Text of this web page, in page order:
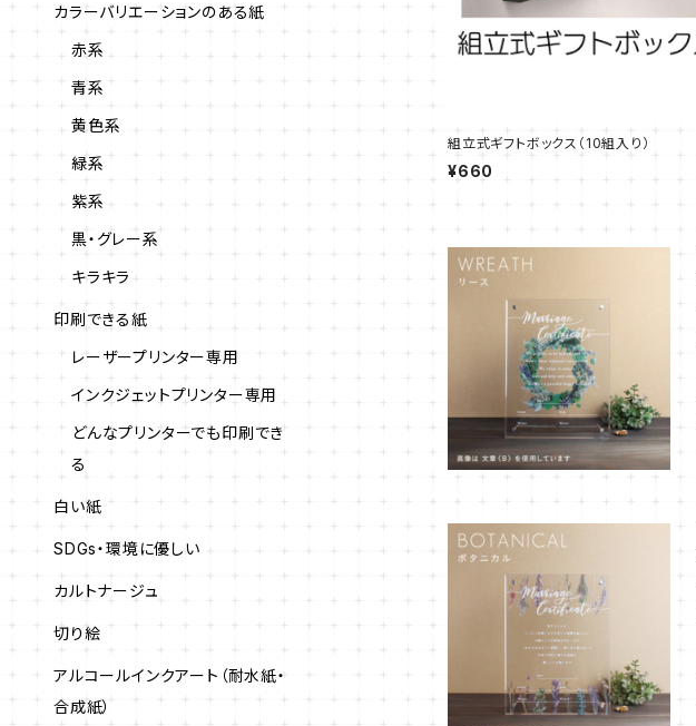
組立式ギフトボックス（10組入り）
¥660
カラーバリエーションのある紙
赤系
青系
黄色系
緑系
紫系
黒・グレー系
キラキラ
印刷できる紙
レーザープリンター専用
インクジェットプリンター専用
どんなプリンターでも印刷でき
る
白い紙
SDGs・環境に優しい
カルトナージュ
切り絵
アルコールインクアート（耐水紙・
合成紙）